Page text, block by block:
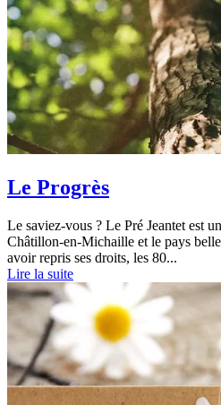
Le Progrès
Le saviez-vous ? Le Pré Jeantet est
Châtillon-en-Michaille et le pays
avoir repris ses droits, les 80...
Lire la suite